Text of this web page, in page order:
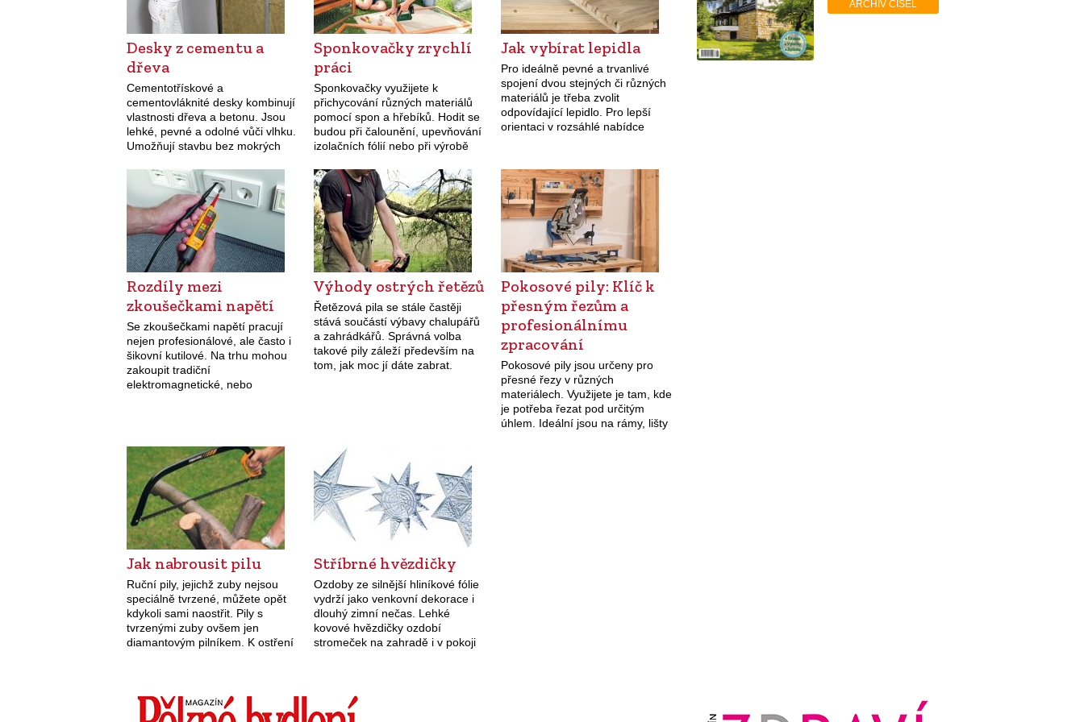
Desky z cementu a
dřeva
Cementotřískové a
cementovláknité desky kombinují
vlastnosti dřeva a betonu. Jsou
lehké, pevné a odolné vůči vlhku.
Umožňují stavbu bez mokrých
rekonstrukcích. Moderní stavební
materiály stále častěji umožňují
suchou stavbu, která…
Sponkovačky zrychlí
práci
Sponkovačky využijete k
přichycování různých materiálů
pomocí spon a hřebíků. Hodit se
budou při čalounění, upevňování
izolačních fólií nebo při výrobě
Jak vybírat lepidla
Pro ideálně pevné a trvanlivé
spojení dvou stejných či různých
materiálů je třeba zvolit
odpovídající lepidlo. Pro lepší
orientaci v rozsáhlé nabídce
rozdělit podle způsobu
vytvrzování…
Rozdíly mezi
zkoušečkami napětí
Se zkoušečkami napětí pracují
nejen profesionálové, ale často i
šikovní kutilové. Na trhu mohou
zakoupit tradiční
elektromagnetické, nebo
když jeho hodnota překročí určitý
práh.…
Výhody ostrých řetězů
Řetězová pila se stále častěji
stává součástí výbavy chalupářů
a zahrádkářů. Správná volba
takové pily záleží především na
tom, jak moc jí dáte zabrat.
Pokosové pily: Klíč k
přesným řezům a
profesionálnímu
zpracování
Pokosové pily jsou určeny pro
přesné řezy v různých
materiálech. Využijete je tam, kde
je potřeba řezat pod určitým
úhlem. Ideální jsou na rámy, lišty
Jak nabrousit pilu
Ruční pily, jejichž zuby nejsou
speciálně tvrzené, můžete opět
kdykoli sami naostřit. Pily s
tvrzenými zuby ovšem jen
diamantovým pilníkem. K ostření
Stříbrné hvězdičky
Ozdoby ze silnější hliníkové fólie
vydrží jako venkovní dekorace i
dlouhý zimní nečas. Lehké
kovové hvězdičky ozdobí
stromeček na zahradě i v pokoji
ARCHIV ČÍSEL